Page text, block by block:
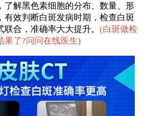
了解黑色素细胞的分布、数量、形
有效判断白斑发病时期，检查白斑
合，准确率大大提升。 (白斑做检
果了?问问在线医生)